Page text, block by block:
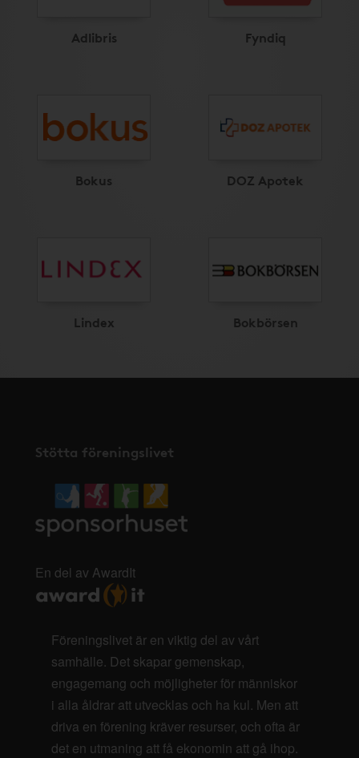
Adlibris Fyndiq
Bokus DOZ Apotek
Lindex Bokbörsen
Stötta föreningslivet
En del av AwardIt
Föreningslivet är en viktig del av vårt
samhälle. Det skapar gemenskap,
engagemang och möjligheter för människor
i alla åldrar att utvecklas och ha kul. Men att
driva en förening kräver resurser, och ofta är
det en utmaning att få ekonomin att gå ihop.